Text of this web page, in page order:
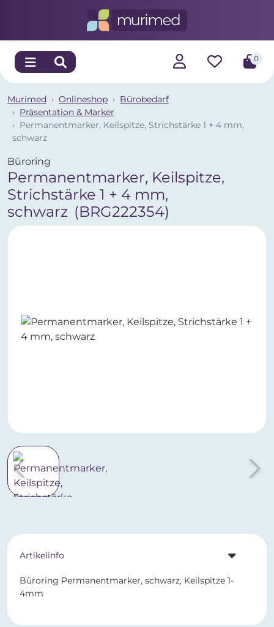
0
Murimed Onlineshop
Bürobedarf
Präsentation & Marker
Permanentmarker, Keilspitze, Strichstärke 1 + 4 mm,
schwarz
Büroring
Permanentmarker, Keilspitze,
Strichstärke 1 + 4 mm,
schwarz (BRG222354)
Artikelinfo
Büroring Permanentmarker, schwarz, Keilspitze 1-
4mm